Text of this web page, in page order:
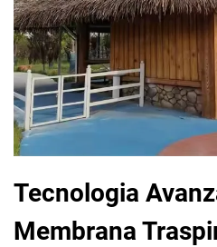
Tecnologia
Membrana